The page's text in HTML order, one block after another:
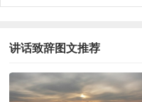
讲话致辞图文推荐